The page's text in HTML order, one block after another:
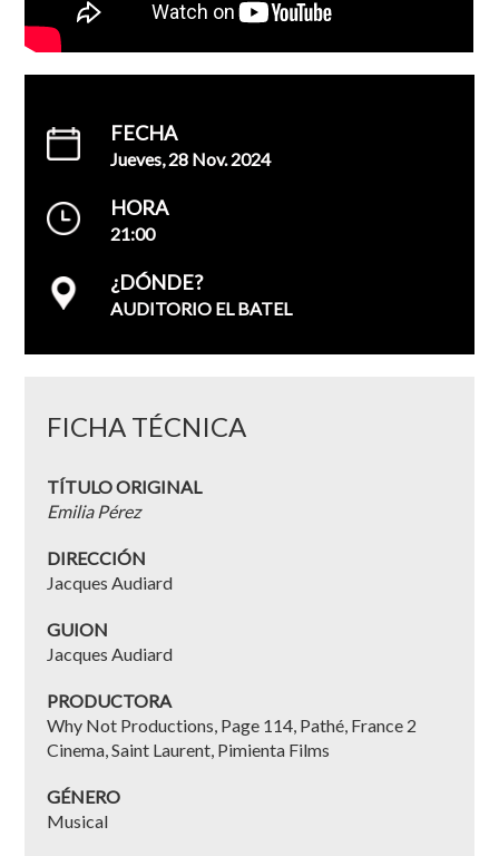
FECHA
Jueves, 28 Nov. 2024
HORA
21:00
¿DÓNDE?
AUDITORIO EL BATEL
FICHA TÉCNICA
TÍTULO ORIGINAL
Emilia Pérez
DIRECCIÓN
Jacques Audiard
GUION
Jacques Audiard
PRODUCTORA
Why Not Productions, Page 114, Pathé, France 2
Cinema, Saint Laurent, Pimienta Films
GÉNERO
Musical